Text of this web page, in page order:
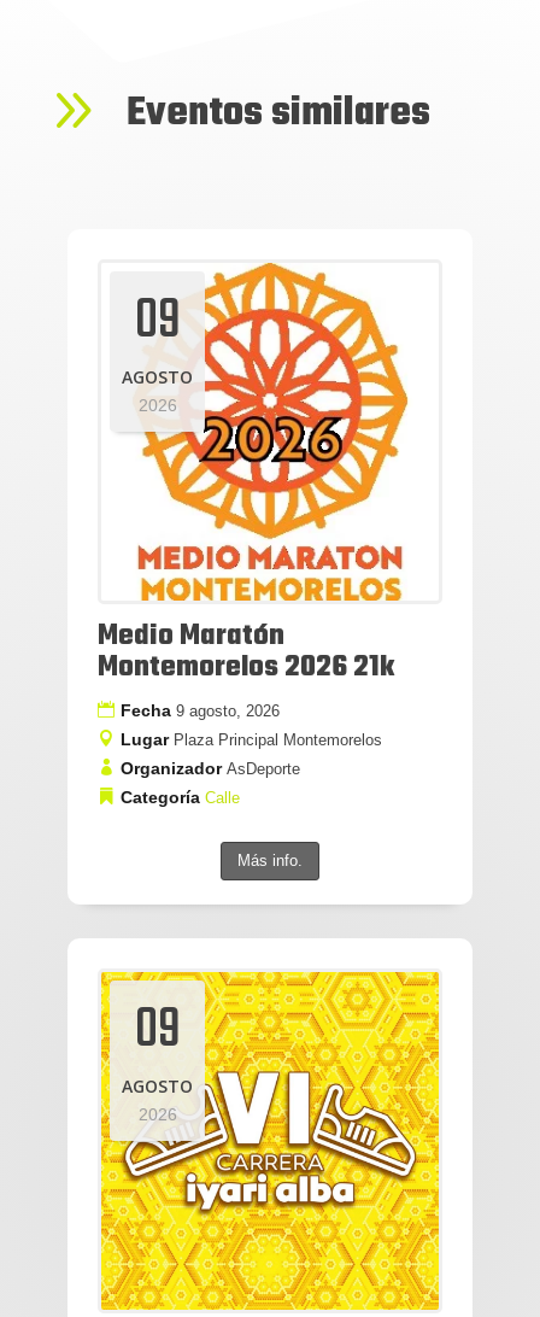
9 Eventos similares
09
AGOSTO
2026
Medio Maratón
Montemorelos 2026 21k
Fecha 9 agosto, 2026
Lugar Plaza Principal Montemorelos
Organizador AsDeporte
Categoría Calle
Más info.
09
AGOSTO
2026